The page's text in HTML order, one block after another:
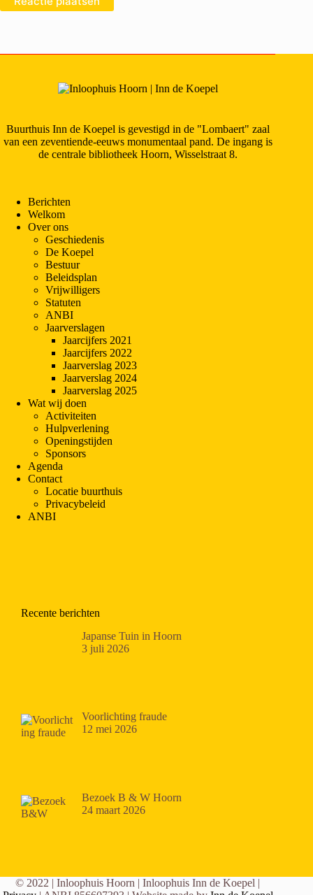
Buurthuis Inn de Koepel is gevestigd in de "Lombaert" zaal
van een zeventiende-eeuws monumentaal pand. De ingang is
de centrale bibliotheek Hoorn, Wisselstraat 8.
Berichten
Welkom
Over ons
Geschiedenis
De Koepel
Bestuur
Beleidsplan
Vrijwilligers
Statuten
ANBI
Jaarverslagen
Jaarcijfers 2021
Jaarcijfers 2022
Jaarverslag 2023
Jaarverslag 2024
Jaarverslag 2025
Wat wij doen
Activiteiten
Hulpverlening
Openingstijden
Sponsors
Agenda
Contact
Locatie buurthuis
Privacybeleid
ANBI
Recente berichten
Japanse Tuin in Hoorn
3 juli 2026
Voorlichting fraude
12 mei 2026
Bezoek B & W Hoorn
24 maart 2026
© 2022 | Inloophuis Hoorn | Inloophuis Inn de Koepel |